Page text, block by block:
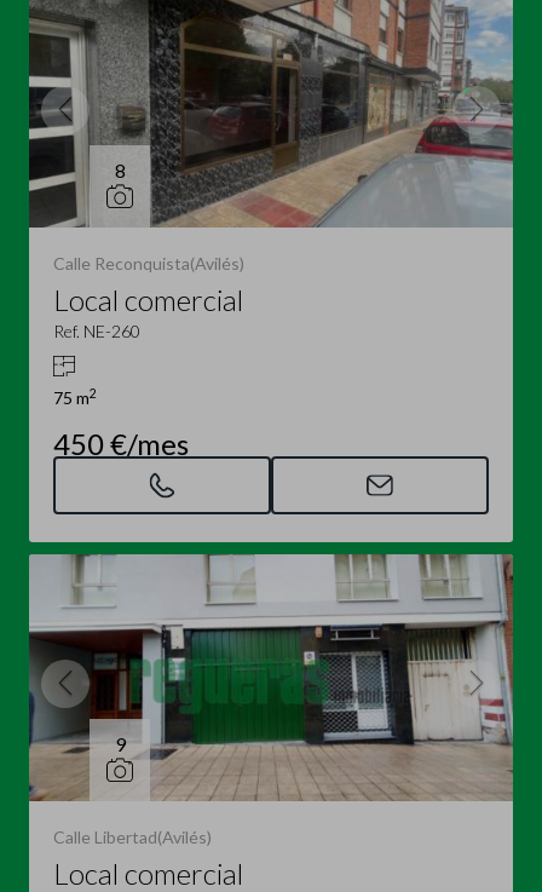
8
Calle Reconquista(Avilés)
Local comercial
Ref. NE-260
75 m2
450 €/mes
9
Calle Libertad(Avilés)
Local comercial